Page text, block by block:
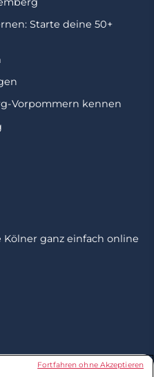
Starte deine 50+
Vorpommern kennen
Kölner ganz einfach online
vorbehalten. A meetic
Fortfahren ohne Akzeptieren